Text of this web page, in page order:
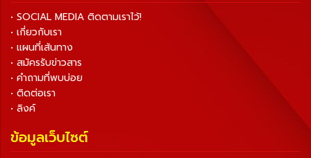
• SOCIAL MEDIA ติดตามเราไว้!
• เกี่ยวกับเรา
• แผนที่เส้นทาง
• สมัครรับข่าวสาร
• คำถามที่พบบ่อย
• ติดต่อเรา
• ลิงค์
ข้อมูลเว็บไซต์